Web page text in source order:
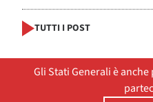
TUTTI I POST
Gli Stati Generali è